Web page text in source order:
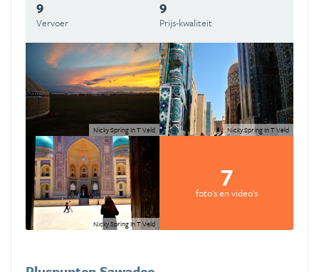
9
Vervoer
9
Prijs-kwaliteit
Nicky Spring In T Veld Nicky Spring In T Veld
Nicky Spring In T Veld
7
foto's en video's